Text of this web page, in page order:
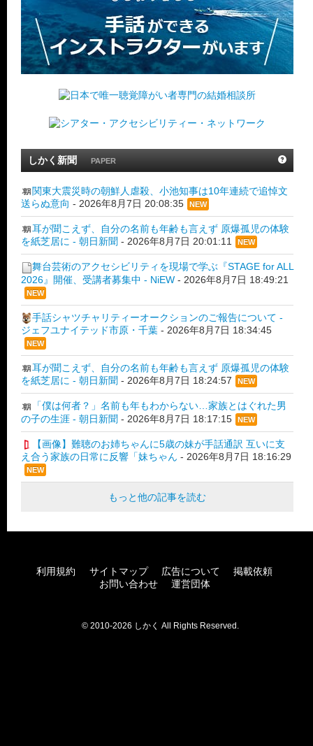
しかく新聞 PAPER
関東大震災時の朝鮮人虐殺、小池知事は10年連続で追悼文
送らぬ意向 - 2026年8月7日 20:08:35 NEW
耳が聞こえず、自分の名前も年齢も言えず 原爆孤児の体験
を紙芝居に - 朝日新聞 - 2026年8月7日 20:01:11 NEW
舞台芸術のアクセシビリティを現場で学ぶ『STAGE for ALL
2026』開催、受講者募集中 - NiEW - 2026年8月7日 18:49:21
NEW
手話シャツチャリティーオークションのご報告について -
ジェフユナイテッド市原・千葉 - 2026年8月7日 18:34:45
NEW
耳が聞こえず、自分の名前も年齢も言えず 原爆孤児の体験
を紙芝居に - 朝日新聞 - 2026年8月7日 18:24:57 NEW
「僕は何者？」名前も年もわからない…家族とはぐれた男
の子の生涯 - 朝日新聞 - 2026年8月7日 18:17:15 NEW
【画像】難聴のお姉ちゃんに5歳の妹が手話通訳 互いに支
え合う家族の日常に反響「妹ちゃん - 2026年8月7日 18:16:29
NEW
もっと他の記事を読む
利用規約 サイトマップ 広告について
掲載依頼
お問い合わせ
運営団体
© 2010-2026 しかく All Rights Reserved.